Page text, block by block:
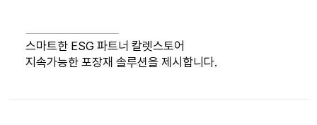
스마트한 ESG 파트너 칼렛스토어
지속가능한 포장재 솔루션을 제시합니다.